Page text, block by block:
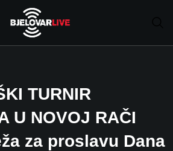
TURNIR
U NOVOJ RAČI
za proslavu Dana